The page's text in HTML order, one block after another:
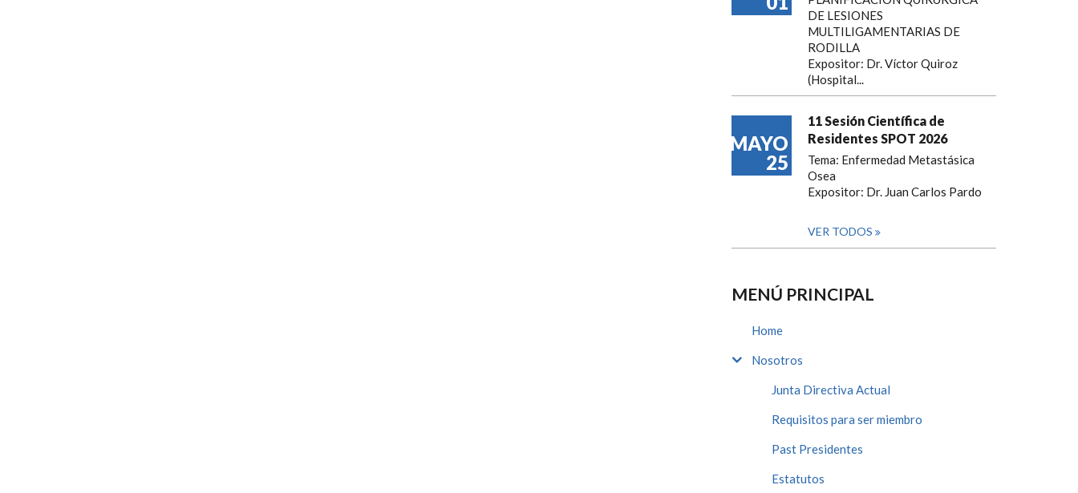
DE LESIONES
MULTILIGAMENTARIAS DE
RODILLA
Expositor: Dr. Víctor Quiroz
(Hospital...
MAYO
25
11 Sesión Científica de
Residentes SPOT 2026
Tema: Enfermedad Metastásica
Osea
Expositor: Dr. Juan Carlos Pardo
VER TODOS
MENÚ PRINCIPAL
Home
Nosotros
Junta Directiva Actual
Requisitos para ser miembro
Past Presidentes
Estatutos